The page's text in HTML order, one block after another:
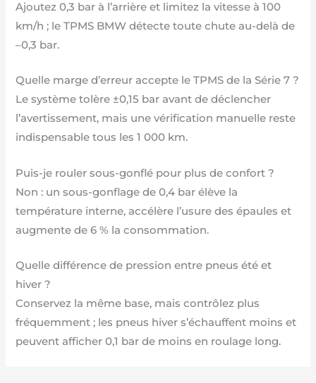
Ajoutez 0,3 bar à l’arrière et limitez la vitesse à 100
km/h ; le TPMS BMW détecte toute chute au-delà de
–0,3 bar.
Quelle marge d’erreur accepte le TPMS de la Série 7 ?
Le système tolère ±0,15 bar avant de déclencher
l’avertissement, mais une vérification manuelle reste
indispensable tous les 1 000 km.
Puis-je rouler sous-gonflé pour plus de confort ?
Non : un sous-gonflage de 0,4 bar élève la
température interne, accélère l’usure des épaules et
augmente de 6 % la consommation.
Quelle différence de pression entre pneus été et
hiver ?
Conservez la même base, mais contrôlez plus
fréquemment ; les pneus hiver s’échauffent moins et
peuvent afficher 0,1 bar de moins en roulage long.